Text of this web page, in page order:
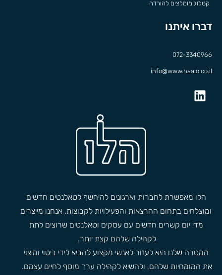
קטלוג מומלצים להורדה
דברו איתנו
072-3340966
info@www.haalo.co.il
הלו מאפשרת לחברות וארגונים להיחשף לטאלנטים חדשים
ומוצלחים בתחום ההרצאות והפעילויות לקבוצות. אנחנו מייצרים
מדי יום קשרים חדשים עם עסקים וטאלנטים שרוצים לתת
לקהילה שלהם קצת יותר.
המטרה שלנו היא לעזור לאנשי מקצוע להביא לידי ביטוי ומיצוי
את המומחיות שלהם, ולהשיא לקהילה ערך מוסף לחיים עצמם.